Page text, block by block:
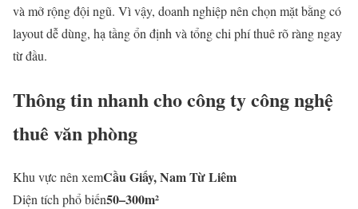
và mở rộng đội ngũ. Vì vậy, doanh nghiệp nên chọn mặt bằng có
layout dễ dùng, hạ tầng ổn định và tổng chi phí thuê rõ ràng ngay
từ đầu.
Thông tin nhanh cho công ty công nghệ
thuê văn phòng
Khu vực nên xemCầu Giấy, Nam Từ Liêm
Diện tích phổ biến50–300m²